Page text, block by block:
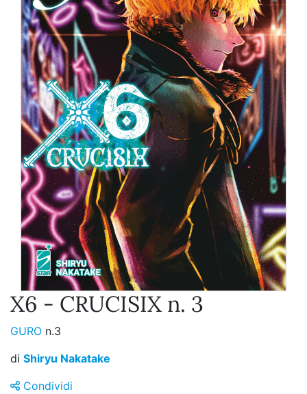
X6 - CRUCISIX n. 3
GURO n.3
di Shiryu Nakatake
Condividi